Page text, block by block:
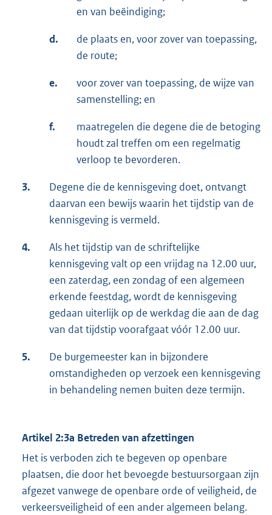
en van beëindiging;
d.
de plaats en, voor zover van toepassing,
de route;
e.
voor zover van toepassing, de wijze van
samenstelling; en
f.
maatregelen die degene die de betoging
houdt zal treffen om een regelmatig
verloop te bevorderen.
3.
Degene die de kennisgeving doet, ontvangt
daarvan een bewijs waarin het tijdstip van de
kennisgeving is vermeld.
4.
Als het tijdstip van de schriftelijke
kennisgeving valt op een vrijdag na 12.00 uur,
een zaterdag, een zondag of een algemeen
erkende feestdag, wordt de kennisgeving
gedaan uiterlijk op de werkdag die aan de dag
van dat tijdstip voorafgaat vóór 12.00 uur.
5.
De burgemeester kan in bijzondere
omstandigheden op verzoek een kennisgeving
in behandeling nemen buiten deze termijn.
Artikel 2:3a Betreden van afzettingen
Het is verboden zich te begeven op openbare
plaatsen, die door het bevoegde bestuursorgaan zijn
afgezet vanwege de openbare orde of veiligheid, de
verkeersveiligheid of een ander algemeen belang.